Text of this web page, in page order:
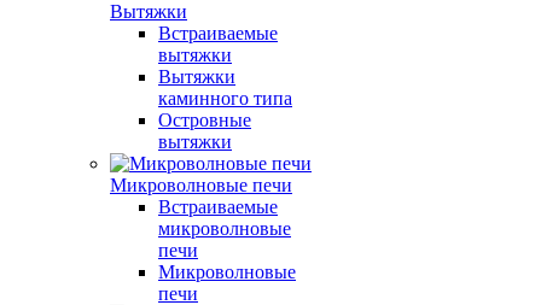
Вытяжки
Встраиваемые
вытяжки
Вытяжки
каминного типа
Островные
вытяжки
Микроволновые печи
Встраиваемые
микроволновые
печи
Микроволновые
печи